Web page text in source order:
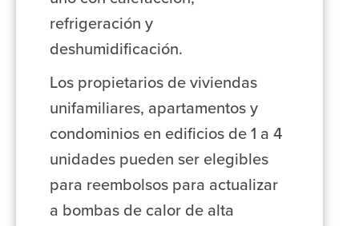
refrigeración y
deshumidificación.
Los propietarios de viviendas
unifamiliares, apartamentos y
condominios en edificios de 1 a 4
unidades pueden ser elegibles
para reembolsos para actualizar
a bombas de calor de alta